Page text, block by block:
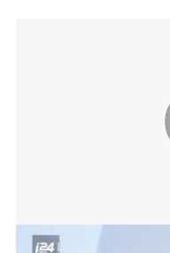
איראני בתדרוך מבהיר: אנו